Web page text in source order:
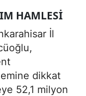
HAMLESI
İl
dikkat
52,1 milyon